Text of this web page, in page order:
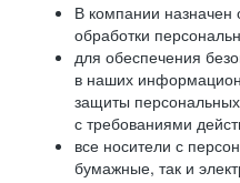
В компании назначен
обработки
для обеспечения
в наших
защиты
с требованиями
все носители с
бумажные, так и